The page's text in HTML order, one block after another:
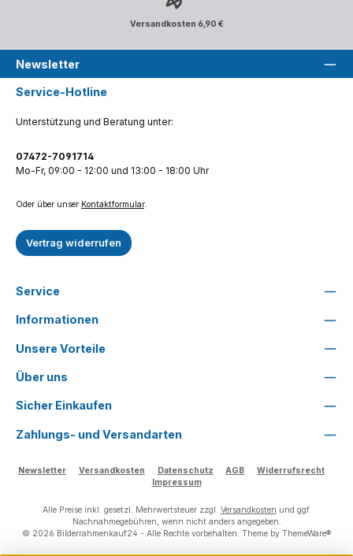
Versandkosten 6,90 €
Newsletter
Service-Hotline
Unterstützung und Beratung unter:
07472-7091714
Mo-Fr, 09:00 - 12:00 und 13:00 - 18:00 Uhr
Oder über unser Kontaktformular.
Vertrag widerrufen
Service
Informationen
Unsere Vorteile
Über uns
Sicher Einkaufen
Zahlungs- und Versandarten
Newsletter Versandkosten Datenschutz AGB
Widerrufsrecht
Impressum
Alle Preise inkl. gesetzl. Mehrwertsteuer zzgl. Versandkosten und ggf.
Nachnahmegebühren, wenn nicht anders angegeben.
© 2026 Bilderrahmenkauf24 - Alle Rechte vorbehalten. Theme by ThemeWare®